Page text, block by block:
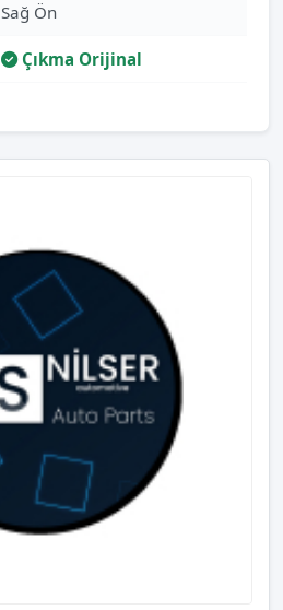
Sağ Ön
Çıkma Orijinal